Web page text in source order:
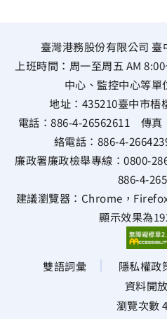
臺灣港務股份有限公司
上班時間：周一至周五 AM
中心、監控中心等單
地址： 435210臺中市梧
電話：886-4-26562611 傳真
絡電話： 886-4-
廉政署廉政檢舉專線： 0800-
886-4-
建議瀏覽器：Chrome，
顯示效果為
雙語詞彙 隱私權政
資料開
瀏覽次數